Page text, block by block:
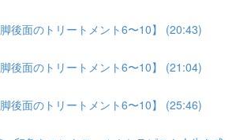
後面のトリートメント6〜10】 (20:43)
後面のトリートメント6〜10】 (21:04)
後面のトリートメント6〜10】 (25:46)